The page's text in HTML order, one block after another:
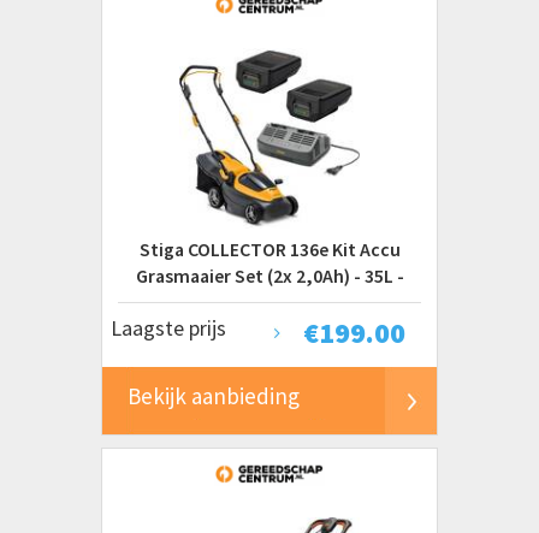
Stiga COLLECTOR 136e Kit Accu
Grasmaaier Set (2x 2,0Ah) - 35L -
250m?
€199.00
Laagste prijs
Bekijk aanbieding